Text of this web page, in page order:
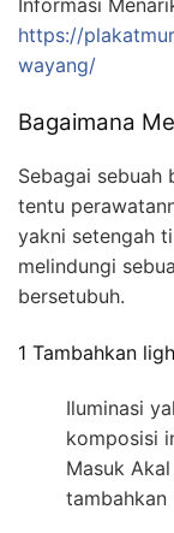
https://
wayang/
Bagaimana
Sebagai sebuah
tentu
yakni setengah
melindungi
bersetubuh.
1 Tambahkan
Iluminasi
komposisi
Masuk
tambahkan